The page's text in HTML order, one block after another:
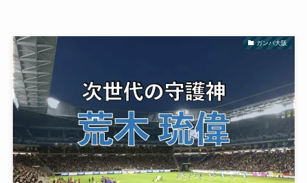
ガンバ大阪